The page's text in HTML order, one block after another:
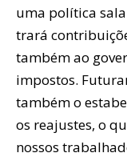
uma política
trará
também ao
impostos.
também o
os reajustes, o
nossos